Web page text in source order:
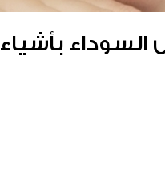
بأشياء